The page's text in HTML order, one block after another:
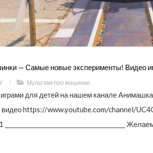
— Самые новые эксперименты! Видео
/ Мультики про машинки
для детей на нашем канале
видео https://www.youtube.com/channel/